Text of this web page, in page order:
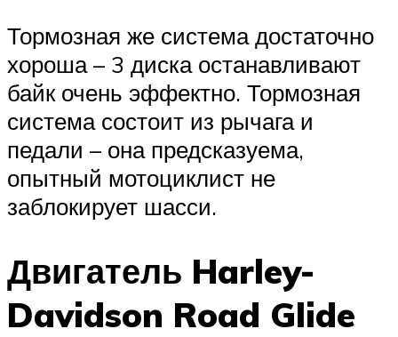
Тормозная же система достаточно
хороша – 3 диска останавливают
байк очень эффектно. Тормозная
система состоит из рычага и
педали – она предсказуема,
опытный мотоциклист не
заблокирует шасси.
Двигатель Harley-
Davidson Road Glide